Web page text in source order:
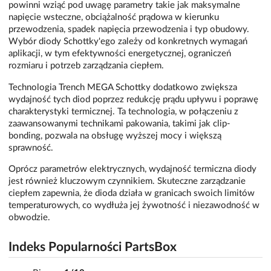
powinni wziąć pod uwagę parametry takie jak maksymalne
napięcie wsteczne, obciążalność prądowa w kierunku
przewodzenia, spadek napięcia przewodzenia i typ obudowy.
Wybór diody Schottky'ego zależy od konkretnych wymagań
aplikacji, w tym efektywności energetycznej, ograniczeń
rozmiaru i potrzeb zarządzania ciepłem.
Technologia Trench MEGA Schottky dodatkowo zwiększa
wydajność tych diod poprzez redukcję prądu upływu i poprawę
charakterystyki termicznej. Ta technologia, w połączeniu z
zaawansowanymi technikami pakowania, takimi jak clip-
bonding, pozwala na obsługę wyższej mocy i większą
sprawność.
Oprócz parametrów elektrycznych, wydajność termiczna diody
jest również kluczowym czynnikiem. Skuteczne zarządzanie
ciepłem zapewnia, że dioda działa w granicach swoich limitów
temperaturowych, co wydłuża jej żywotność i niezawodność w
obwodzie.
Indeks Popularności PartsBox